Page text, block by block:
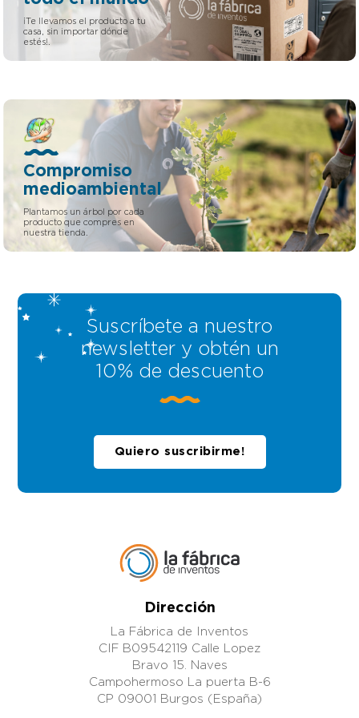
¡Te llevamos el producto a tu
casa, sin importar dónde
estés!.
Compromiso
medioambiental
Plantamos un árbol por cada
producto que compres en
nuestra tienda.
Suscríbete a nuestro
newsletter y obtén un
10% de descuento
Quiero suscribirme!
Dirección
La Fábrica de Inventos
CIF B09542119 Calle Lopez
Bravo 15. Naves
Campohermoso La puerta B-6
CP 09001 Burgos (España)